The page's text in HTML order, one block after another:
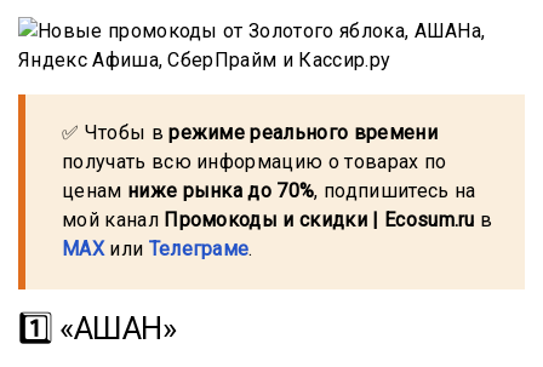
✅ Чтобы врежиме реального времени
получать всю информацию о товарах по
ценам ниже рынка до 70%, подпишитесь на
мой канал Промокоды и скидки | Ecosum.ru в
MAXили Телеграме.
1️⃣ «АШАН»